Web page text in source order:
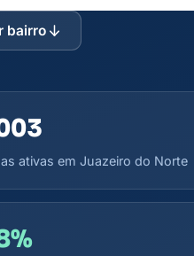
bairro
ativas em Juazeiro do Norte